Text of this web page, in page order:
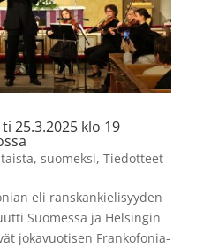
25.3.2025 klo 19
, suomeksi, Tiedotteet
eli ranskankielisyyden
Suomessa ja Helsingin
jokavuotisen Frankofonia-